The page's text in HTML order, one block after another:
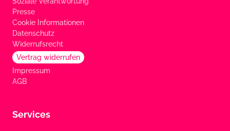
Presse
Cookie Informationen
Datenschutz
Widerrufsrecht
Vertrag widerrufen
Impressum
AGB
Services